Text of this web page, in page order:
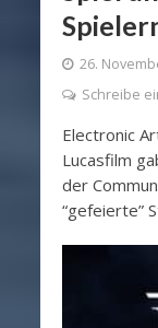
26.
Schreibe
Electronic
Lucasfilm
der
“gefeierte”